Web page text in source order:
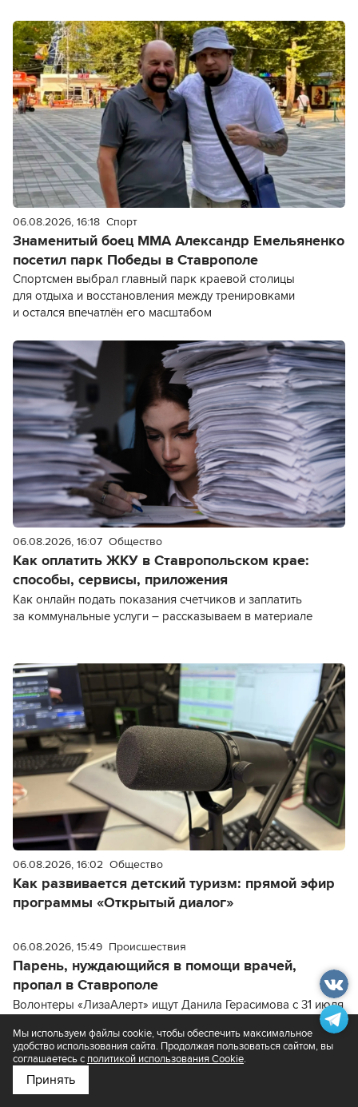
06.08.2026, 16:18 Спорт
Знаменитый боец ММА Александр Емельяненко
посетил парк Победы в Ставрополе
Спортсмен выбрал главный парк краевой столицы
для отдыха и восстановления между тренировками
и остался впечатлён его масштабом
06.08.2026, 16:07 Общество
Как оплатить ЖКУ в Ставропольском крае:
способы, сервисы, приложения
Как онлайн подать показания счетчиков и заплатить
за коммунальные услуги – рассказываем в материале
06.08.2026, 16:02 Общество
Как развивается детский туризм: прямой эфир
программы «Открытый диалог»
06.08.2026, 15:49 Происшествия
Парень, нуждающийся в помощи врачей,
пропал в Ставрополе
Волонтеры «ЛизаАлерт» ищут Данила Герасимова с 31 июля
Подпишитесь на нас в
Мы используем файлы cookie, чтобы обеспечить максимальное
удобство использования сайта. Продолжая пользоваться сайтом, вы
соглашаетесь с политикой использования Cookie.
Принять